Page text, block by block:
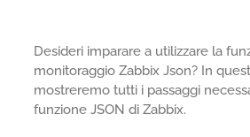
Desideri imparare a utilizzare la
monitoraggio Zabbix Json? In
mostreremo tutti i passaggi
funzione JSON di Zabbix.